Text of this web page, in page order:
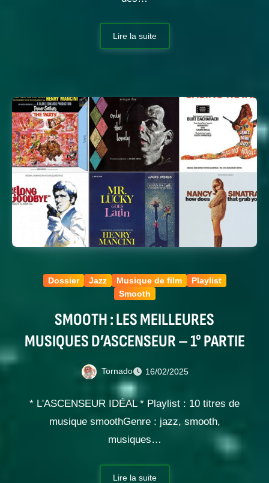
Lire la suite
Dossier Jazz Musique de film
Playlist
Smooth
SMOOTH : LES MEILLEURES
MUSIQUES D’ASCENSEUR – 1° PARTIE
Tornado 16/02/2025
* L'ASCENSEUR IDÉAL * Playlist : 10 titres de
musique smoothGenre : jazz, smooth,
musiques…
Lire la suite